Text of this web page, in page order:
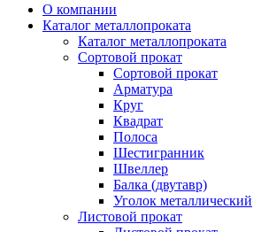
О компании
Каталог металлопроката
Каталог металлопроката
Сортовой прокат
Сортовой прокат
Арматура
Круг
Квадрат
Полоса
Шестигранник
Швеллер
Балка (двутавр)
Уголок металлический
Листовой прокат